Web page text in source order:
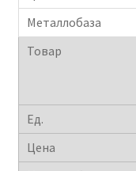
Крепеж
Спецодежда и СИЗ
Хозтовары